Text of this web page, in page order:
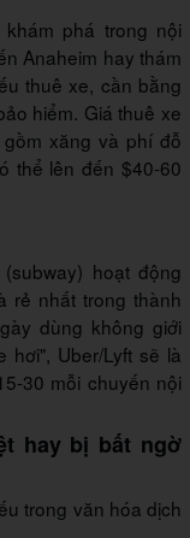
phá trong nội
Anaheim hay thám
thuê xe, cần bằng
hiểm. Giá thuê xe
xăng và phí đỗ
thể lên đến $40-60
hoạt động
rẻ nhất trong thành
dùng không giới
hơi", Uber/Lyft sẽ là
30 mỗi chuyến nội
hay bị bất ngờ
trong văn hóa dịch